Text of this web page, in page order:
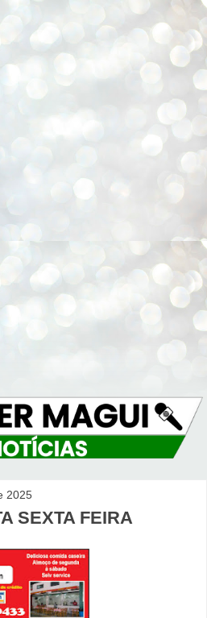
2025
SEXTA FEIRA